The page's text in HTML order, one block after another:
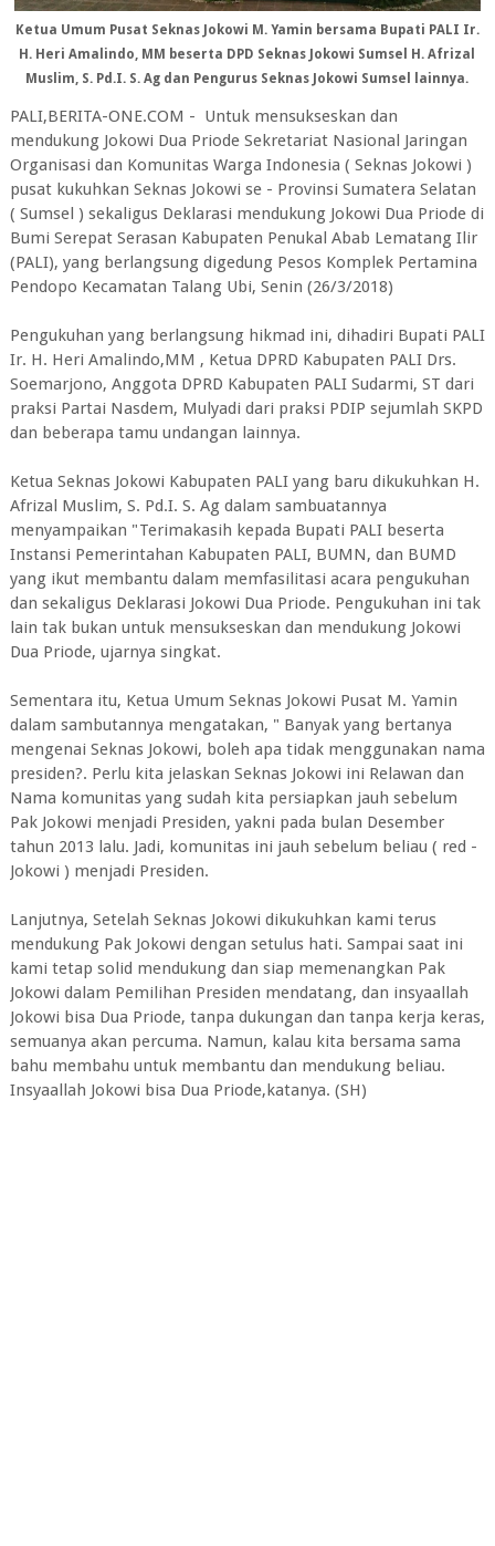
Ketua Umum Pusat Seknas Jokowi M. Yamin bersama Bupati PALI Ir.
H. Heri Amalindo, MM beserta DPD Seknas Jokowi Sumsel H. Afrizal
Muslim, S. Pd.I. S. Ag dan Pengurus Seknas Jokowi Sumsel lainnya.
PALI,BERITA-ONE.COM - Untuk mensukseskan dan
mendukung Jokowi Dua Priode Sekretariat Nasional Jaringan
Organisasi dan Komunitas Warga Indonesia ( Seknas Jokowi )
pusat kukuhkan Seknas Jokowi se - Provinsi Sumatera Selatan
( Sumsel ) sekaligus Deklarasi mendukung Jokowi Dua Priode di
Bumi Serepat Serasan Kabupaten Penukal Abab Lematang Ilir
(PALI), yang berlangsung digedung Pesos Komplek Pertamina
Pendopo Kecamatan Talang Ubi, Senin (26/3/2018)
Pengukuhan yang berlangsung hikmad ini, dihadiri Bupati PALI
Ir. H. Heri Amalindo,MM , Ketua DPRD Kabupaten PALI Drs.
Soemarjono, Anggota DPRD Kabupaten PALI Sudarmi, ST dari
praksi Partai Nasdem, Mulyadi dari praksi PDIP sejumlah SKPD
dan beberapa tamu undangan lainnya.
Ketua Seknas Jokowi Kabupaten PALI yang baru dikukuhkan H.
Afrizal Muslim, S. Pd.I. S. Ag dalam sambuatannya
menyampaikan "Terimakasih kepada Bupati PALI beserta
Instansi Pemerintahan Kabupaten PALI, BUMN, dan BUMD
yang ikut membantu dalam memfasilitasi acara pengukuhan
dan sekaligus Deklarasi Jokowi Dua Priode. Pengukuhan ini tak
lain tak bukan untuk mensukseskan dan mendukung Jokowi
Dua Priode, ujarnya singkat.
Sementara itu, Ketua Umum Seknas Jokowi Pusat M. Yamin
dalam sambutannya mengatakan, " Banyak yang bertanya
mengenai Seknas Jokowi, boleh apa tidak menggunakan nama
presiden?. Perlu kita jelaskan Seknas Jokowi ini Relawan dan
Nama komunitas yang sudah kita persiapkan jauh sebelum
Pak Jokowi menjadi Presiden, yakni pada bulan Desember
tahun 2013 lalu. Jadi, komunitas ini jauh sebelum beliau ( red -
Jokowi ) menjadi Presiden.
Lanjutnya, Setelah Seknas Jokowi dikukuhkan kami terus
mendukung Pak Jokowi dengan setulus hati. Sampai saat ini
kami tetap solid mendukung dan siap memenangkan Pak
Jokowi dalam Pemilihan Presiden mendatang, dan insyaallah
Jokowi bisa Dua Priode, tanpa dukungan dan tanpa kerja keras,
semuanya akan percuma. Namun, kalau kita bersama sama
bahu membahu untuk membantu dan mendukung beliau.
Insyaallah Jokowi bisa Dua Priode,katanya. (SH)